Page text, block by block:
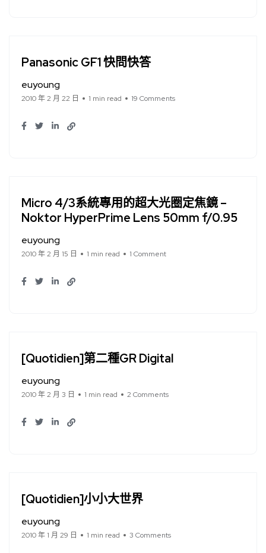
Panasonic GF1 快問快答
euyoung
2010 年 2 月 22 日 1 min read 19 Comments
Micro 4/3系統專用的超大光圈定焦鏡 –
Noktor HyperPrime Lens 50mm f/0.95
euyoung
2010 年 2 月 15 日 1 min read 1 Comment
[Quotidien]第二種GR Digital
euyoung
2010 年 2 月 3 日 1 min read 2 Comments
[Quotidien]小小大世界
euyoung
2010 年 1 月 29 日 1 min read 3 Comments